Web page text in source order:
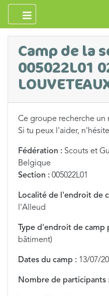
Camp de la
005022L01
Ce groupe recherche
Si tu peux l'aider,
Fédération : Scouts et
Belgique
Section : 005022L01
Localité de l'endroit de
l'Alleud
Type d'endroit de camp
bâtiment)
Dates du camp : 13/07/
Nombre de participants